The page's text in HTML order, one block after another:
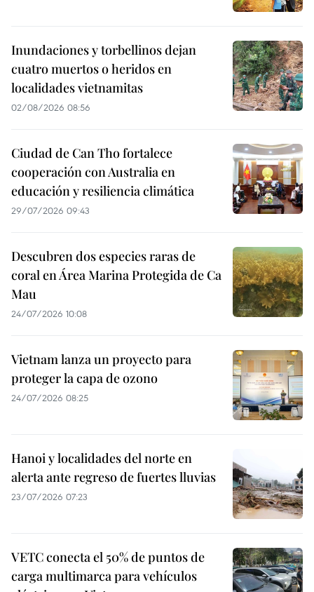
Inundaciones y torbellinos dejan
cuatro muertos o heridos en
localidades vietnamitas
02/08/2026 08:56
Ciudad de Can Tho fortalece
cooperación con Australia en
educación y resiliencia climática
29/07/2026 09:43
Descubren dos especies raras de
coral en Área Marina Protegida de Ca
Mau
24/07/2026 10:08
Vietnam lanza un proyecto para
proteger la capa de ozono
24/07/2026 08:25
Hanoi y localidades del norte en
alerta ante regreso de fuertes lluvias
23/07/2026 07:23
VETC conecta el 50% de puntos de
carga multimarca para vehículos